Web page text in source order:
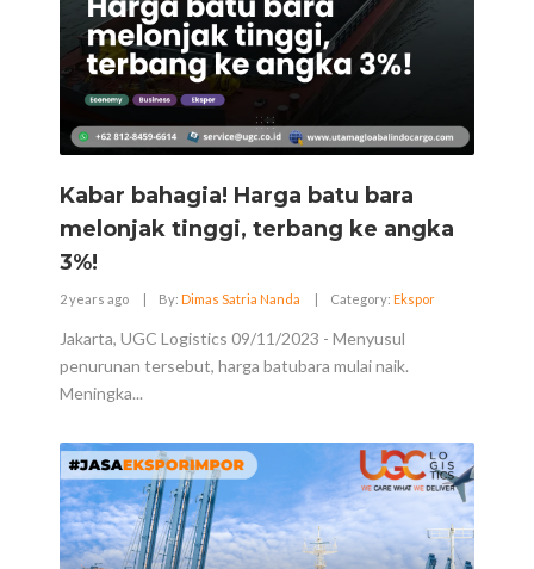
Kabar bahagia! Harga batu bara
melonjak tinggi, terbang ke angka
3%!
2 years ago | By: Dimas Satria Nanda | Category: Ekspor
Jakarta, UGC Logistics 09/11/2023 - Menyusul
penurunan tersebut, harga batubara mulai naik.
Meningka...